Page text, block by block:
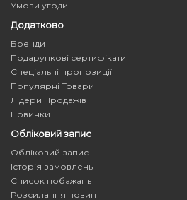
Умови угоди
Додатково
Бренди
Подарункові сертифікати
Спеціальні пропозиції
Популярні Товари
Лідери Продажів
Новинки
Обліковий запис
Обліковий запис
Історія замовлень
Список побажань
Розсилання новин